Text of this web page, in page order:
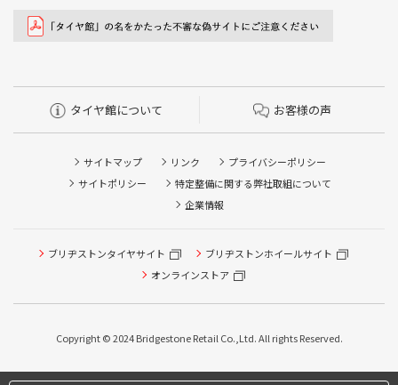
タイヤ館について お客様の声
サイトマップ リンク
プライバシーポリシー
サイトポリシー
特定整備に関する弊社取組について
企業情報
ブリヂストンタイヤサイト
ブリヂストンホイールサイト
オンラインストア
Copyright © 2024 Bridgestone Retail Co.,Ltd. All rights Reserved.
ピット作業の予約